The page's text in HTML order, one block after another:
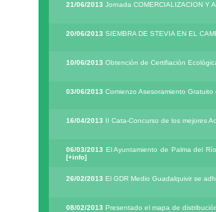
21/06/2013 Jornada COMERCIALIZACION Y
20/06/2013 SIEMBRA DE STEVIA EN EL
10/06/2013 Obtención de Certifiación
03/06/2013 Comienzo Asesoramiento
16/04/2013 II Cata-Concurso de los mejores
06/03/2013 El Ayuntamiento de Palma del
[+info]
26/02/2013 El GDR Medio Guadalquivir se
08/02/2013 Presentado el mapa de